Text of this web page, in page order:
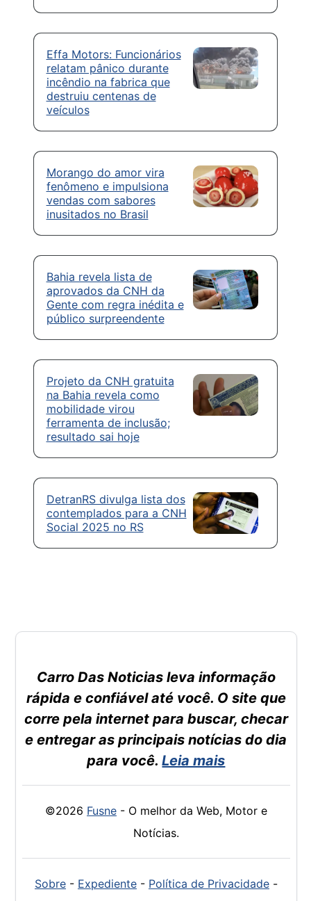
Effa Motors: Funcionários
relatam pânico durante
incêndio na fabrica que
destruiu centenas de
veículos
Morango do amor vira
fenômeno e impulsiona
vendas com sabores
inusitados no Brasil
Bahia revela lista de
aprovados da CNH da
Gente com regra inédita e
público surpreendente
Projeto da CNH gratuita
na Bahia revela como
mobilidade virou
ferramenta de inclusão;
resultado sai hoje
DetranRS divulga lista dos
contemplados para a CNH
Social 2025 no RS
Carro Das Noticias leva informação
rápida e confiável até você. O site que
corre pela internet para buscar, checar
e entregar as principais notícias do dia
para você.Leia mais
©2026 Fusne- O melhor da Web, Motor e
Notícias.
Sobre- Expediente- Política de Privacidade-